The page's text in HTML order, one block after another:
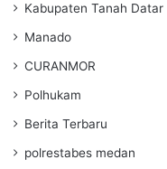
Kabupaten Tanah Datar
Manado
CURANMOR
Polhukam
Berita Terbaru
polrestabes medan